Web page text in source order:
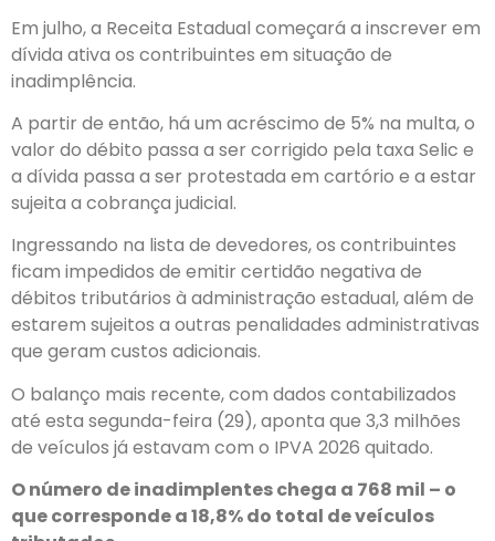
Em julho, a Receita Estadual começará a inscrever em
dívida ativa os contribuintes em situação de
inadimplência.
A partir de então, há um acréscimo de 5% na multa, o
valor do débito passa a ser corrigido pela taxa Selic e
a dívida passa a ser protestada em cartório e a estar
sujeita a cobrança judicial.
Ingressando na lista de devedores, os contribuintes
ficam impedidos de emitir certidão negativa de
débitos tributários à administração estadual, além de
estarem sujeitos a outras penalidades administrativas
que geram custos adicionais.
O balanço mais recente, com dados contabilizados
até esta segunda-feira (29), aponta que 3,3 milhões
de veículos já estavam com o IPVA 2026 quitado.
O número de inadimplentes chega a 768 mil – o
que corresponde a 18,8% do total de veículos